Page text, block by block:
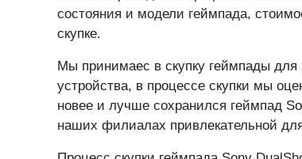
состояния и модели геймпада,
скупке.
Мы принимаес в скупку геймпады для
устройства, в процессе скупки мы
новее и лучше сохранился геймпад
наших филиалах привлекательной